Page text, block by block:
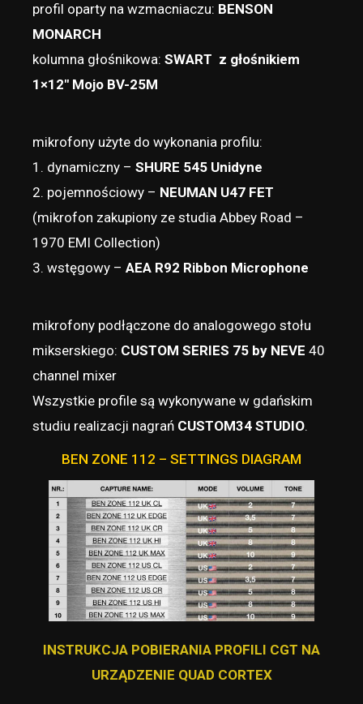
profil oparty na wzmacniaczu: BENSON
MONARCH
kolumna głośnikowa: SWART z głośnikiem
1×12″ Mojo BV-25M
mikrofony użyte do wykonania profilu:
1. dynamiczny – SHURE 545 Unidyne
2. pojemnościowy – NEUMAN U47 FET
(mikrofon zakupiony ze studia Abbey Road –
1970 EMI Collection)
3. wstęgowy – AEA R92 Ribbon Microphone
mikrofony podłączone do analogowego stołu
mikserskiego: CUSTOM SERIES 75 by NEVE 40
channel mixer
Wszystkie profile są wykonywane w gdańskim
studiu realizacji nagrań CUSTOM34 STUDIO.
BEN ZONE 112 – SETTINGS DIAGRAM
INSTRUKCJA POBIERANIA PROFILI CGT NA
URZĄDZENIE QUAD CORTEX